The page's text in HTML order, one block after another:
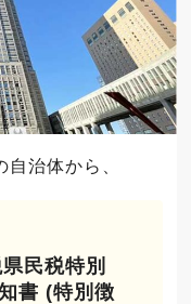
治体から、
民税特別
書 (特別徴